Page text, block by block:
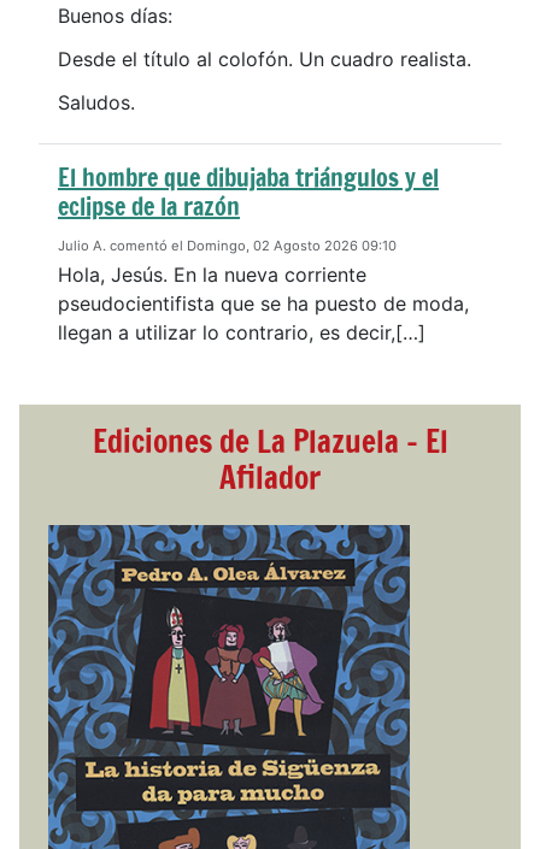
Buenos días:
Desde el título al colofón. Un cuadro realista.
Saludos.
El hombre que dibujaba triángulos y el
eclipse de la razón
Julio A. comentó el Domingo, 02 Agosto 2026 09:10
Hola, Jesús. En la nueva corriente
pseudocientifista que se ha puesto de moda,
llegan a utilizar lo contrario, es decir,[…]
Ediciones de La Plazuela - El
Afilador